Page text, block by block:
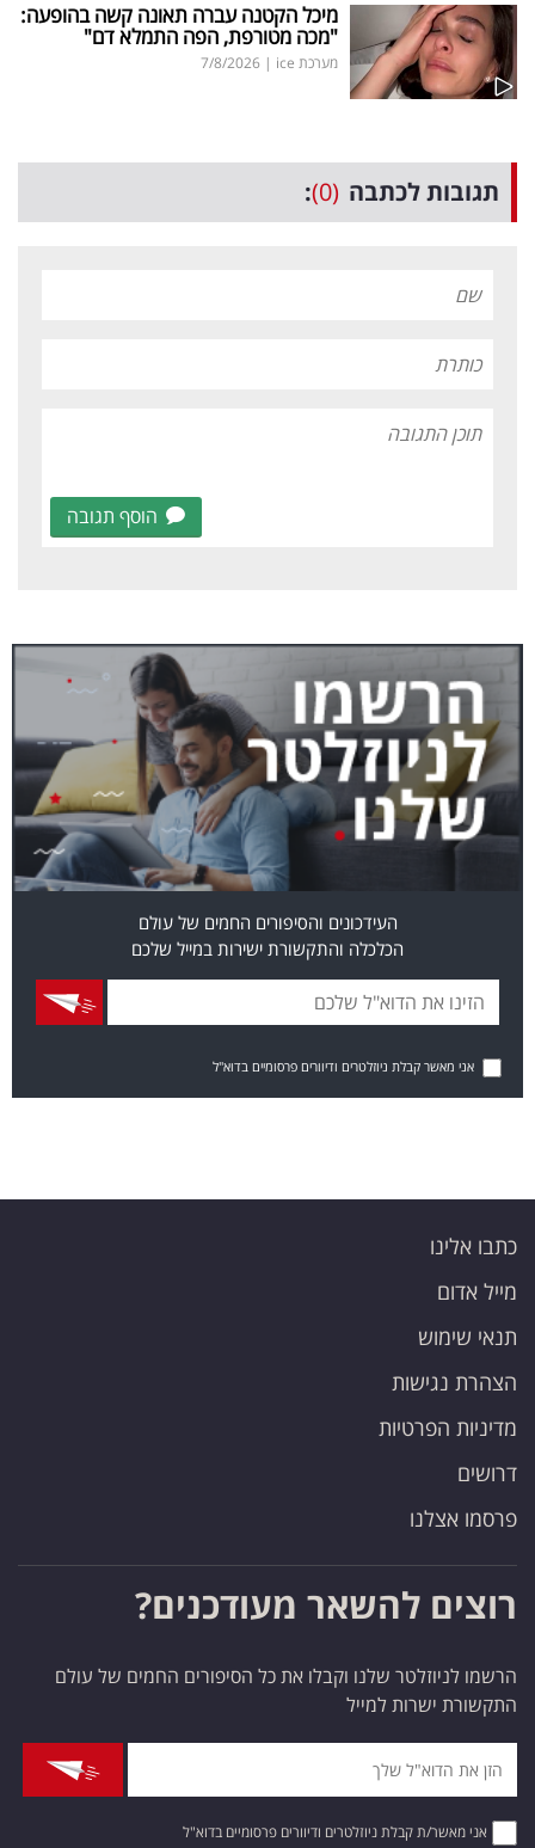
מיכל הקטנה עברה תאונה קשה בהופעה:
"מכה מטורפת, הפה התמלא דם"
מערכת ice |
7/8/2026
תגובות לכתבה (0)
:
הוסף תגובה
העידכונים והסיפורים החמים של עולם
הכלכלה והתקשורת ישירות במייל שלכם
אני מאשר קבלת ניוזלטרים ודיוורים פרסומיים בדוא"ל
כתבו אלינו
מייל אדום
תנאי שימוש
הצהרת נגישות
מדיניות הפרטיות
דרושים
פרסמו אצלנו
רוצים להשאר מעודכנים?
הרשמו לניוזלטר שלנו וקבלו את כל הסיפורים החמים של עולם
התקשורת ישרות למייל
אני מאשר/ת קבלת ניוזלטרים ודיוורים פרסומיים בדוא"ל